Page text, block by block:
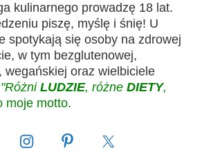
kulinarnego prowadzę 18 lat.
piszę, myślę i śnię! U
spotykają się osoby na zdrowej
w tym bezglutenowej,
wegańskiej oraz wielbiciele
"Różni LUDZIE, różne DIETY,
moje motto.